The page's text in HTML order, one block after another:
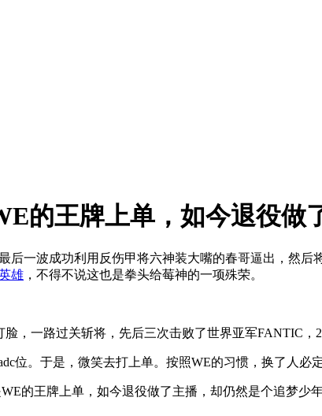
的王牌上单，如今退役做
一波成功利用反伤甲将六神装大嘴的春哥逼出，然后
雄 ，不得不说这也是拳头给莓神的一项殊荣。
，一路过关斩将，先后三次击败了世界亚军FANTIC，
位。于是，微笑去打上单。按照WE的习惯，换了人必